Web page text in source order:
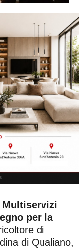
per la
di
di Qualiano,